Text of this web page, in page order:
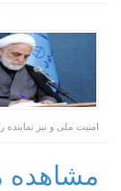
امنیت ملی و نیز
مشاهده